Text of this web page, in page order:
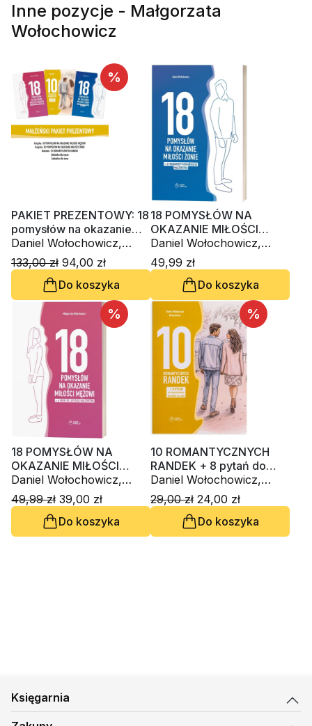
Inne pozycje - Małgorzata
Wołochowicz
%
PAKIET PREZENTOWY: 18
pomysłów na okazanie
miłości żonie + ...mężowi
+ dodatek + zakładki
Daniel Wołochowicz,
Małgorzata Wołochowicz
133,00 zł 94,00 zł
Do koszyka
18 POMYSŁÓW NA
OKAZANIE MIŁOŚCI
ŻONIE + 3 FUNDAMENTY
NIEBIAŃSKIEGO
MAŁŻEŃSTWA
Daniel Wołochowicz,
Małgorzata Wołochowicz
49,99 zł
Do koszyka
%
18 POMYSŁÓW NA
OKAZANIE MIŁOŚCI
MĘŻOWI + dodatek: 4
KROKI DO LEPSZEGO
MAŁŻEŃSTWA
Daniel Wołochowicz,
Małgorzata Wołochowicz
49,99 zł 39,00 zł
Do koszyka
%
10 ROMANTYCZNYCH
RANDEK + 8 pytań do
zainspirowania rozmowy
dla par
Daniel Wołochowicz,
Małgorzata Wołochowicz
29,00 zł 24,00 zł
Do koszyka
Księgarnia